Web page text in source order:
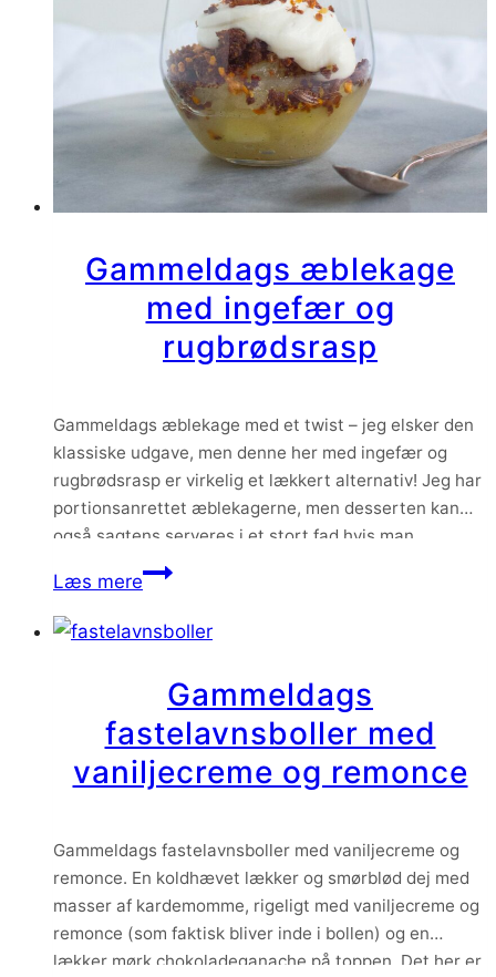
Gammeldags æblekage
med ingefær og
rugbrødsrasp
Gammeldags æblekage med et twist – jeg elsker den
klassiske udgave, men denne her med ingefær og
rugbrødsrasp er virkelig et lækkert alternativ! Jeg har
portionsanrettet æblekagerne, men desserten kan
også sagtens serveres i et stort fad hvis man
foretrækker dette.
Læs mereGammeldags
med
rugbrødsrasp
Gammeldags
fastelavnsboller med
vaniljecreme og remonce
Gammeldags fastelavnsboller med vaniljecreme og
remonce. En koldhævet lækker og smørblød dej med
masser af kardemomme, rigeligt med vaniljecreme og
remonce (som faktisk bliver inde i bollen) og en
lækker mørk chokoladeganache på toppen. Det her er